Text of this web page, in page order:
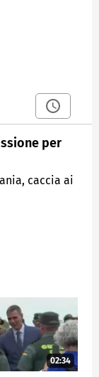
per
caccia ai
02:34